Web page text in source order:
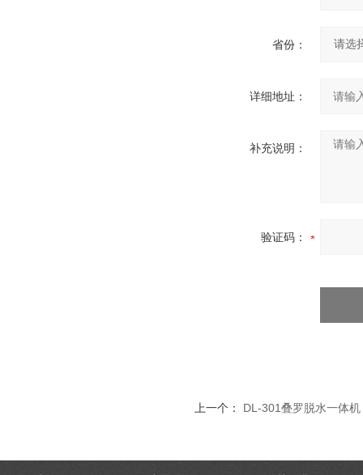
省份：
详细地址：
补充说明：
验证码：
上一个： DL-301叠罗脱水一体机